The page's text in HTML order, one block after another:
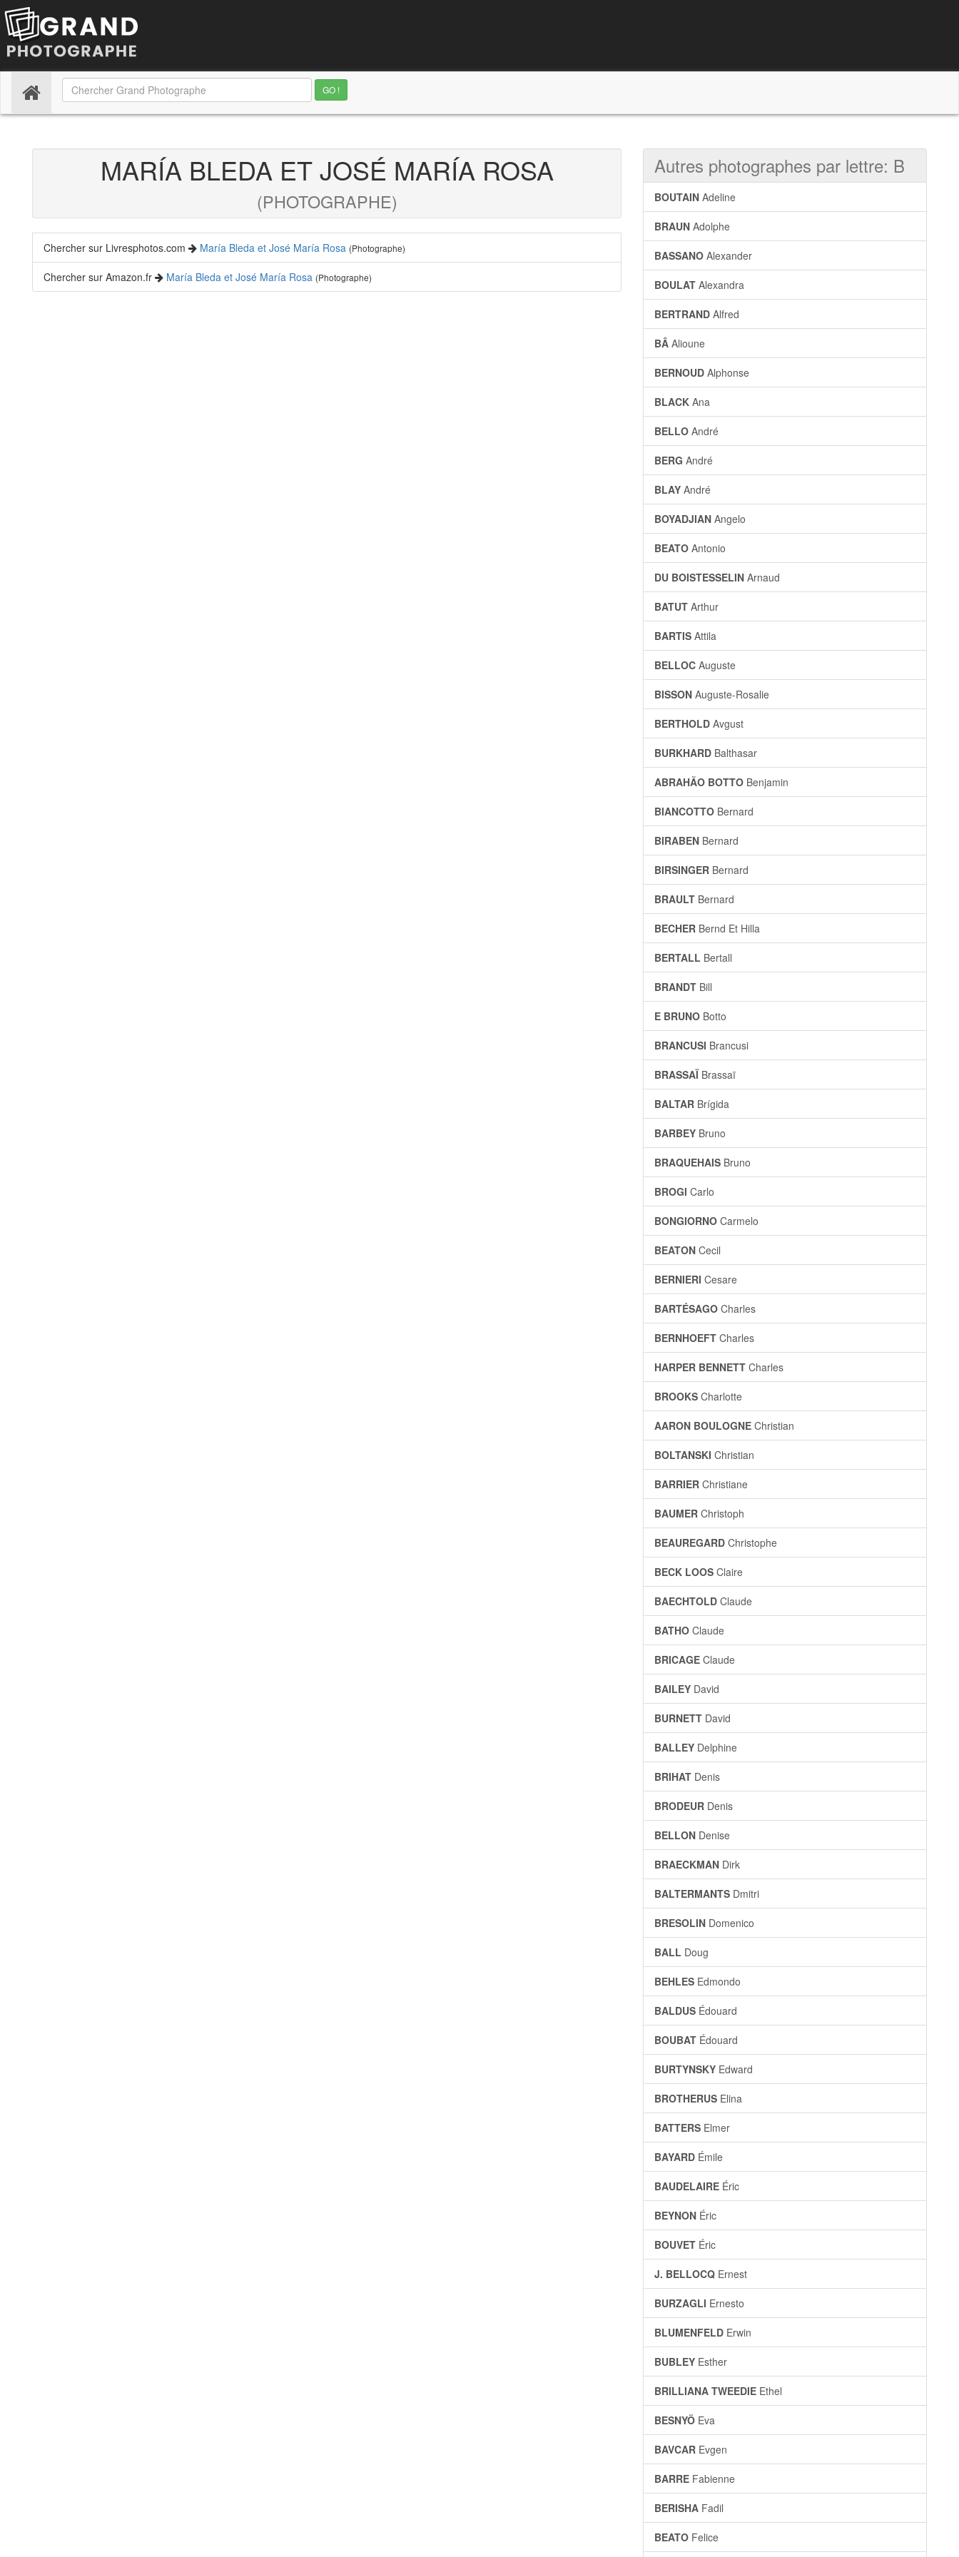
(current)
MARÍA BLEDA ET JOSÉ MARÍA ROSA
(PHOTOGRAPHE)
Chercher sur Livresphotos.com María Bleda et José María Rosa (Photographe)
Chercher sur Amazon.fr María Bleda et José María Rosa (Photographe)
Autres photographes par lettre: B
BOUTAIN Adeline
BRAUN Adolphe
BASSANO Alexander
BOULAT Alexandra
BERTRAND Alfred
BÂ Alioune
BERNOUD Alphonse
BLACK Ana
BELLO André
BERG André
BLAY André
BOYADJIAN Angelo
BEATO Antonio
DU BOISTESSELIN Arnaud
BATUT Arthur
BARTIS Attila
BELLOC Auguste
BISSON Auguste-Rosalie
BERTHOLD Avgust
BURKHARD Balthasar
ABRAHÃO BOTTO Benjamin
BIANCOTTO Bernard
BIRABEN Bernard
BIRSINGER Bernard
BRAULT Bernard
BECHER Bernd Et Hilla
BERTALL Bertall
BRANDT Bill
E BRUNO Botto
BRANCUSI Brancusi
BRASSAÏ Brassaï
BALTAR Brígida
BARBEY Bruno
BRAQUEHAIS Bruno
BROGI Carlo
BONGIORNO Carmelo
BEATON Cecil
BERNIERI Cesare
BARTÉSAGO Charles
BERNHOEFT Charles
HARPER BENNETT Charles
BROOKS Charlotte
AARON BOULOGNE Christian
BOLTANSKI Christian
BARRIER Christiane
BAUMER Christoph
BEAUREGARD Christophe
BECK LOOS Claire
BAECHTOLD Claude
BATHO Claude
BRICAGE Claude
BAILEY David
BURNETT David
BALLEY Delphine
BRIHAT Denis
BRODEUR Denis
BELLON Denise
BRAECKMAN Dirk
BALTERMANTS Dmitri
BRESOLIN Domenico
BALL Doug
BEHLES Edmondo
BALDUS Édouard
BOUBAT Édouard
BURTYNSKY Edward
BROTHERUS Elina
BATTERS Elmer
BAYARD Émile
BAUDELAIRE Éric
BEYNON Éric
BOUVET Éric
J. BELLOCQ Ernest
BURZAGLI Ernesto
BLUMENFELD Erwin
BUBLEY Esther
BRILLIANA TWEEDIE Ethel
BESNYÖ Eva
BAVCAR Evgen
BARRE Fabienne
BERISHA Fadil
BEATO Felice